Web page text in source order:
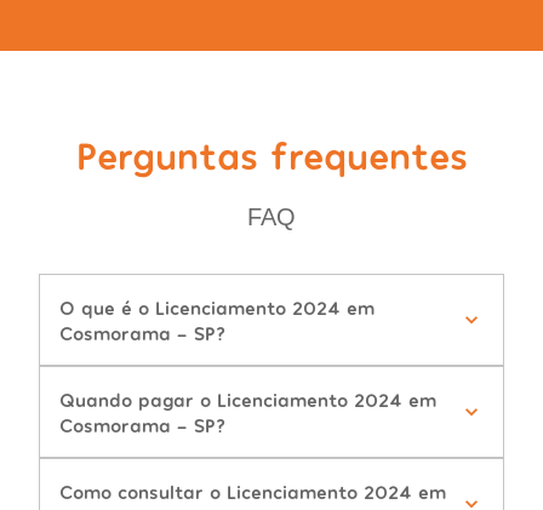
Perguntas frequentes
FAQ
O que é o Licenciamento 2024 em
Cosmorama - SP?
Quando pagar o Licenciamento 2024 em
Cosmorama - SP?
Como consultar o Licenciamento 2024 em